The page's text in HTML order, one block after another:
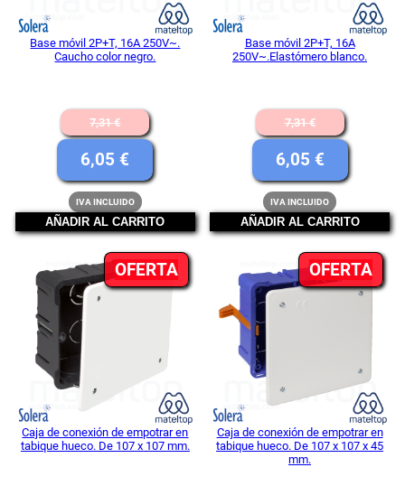
Base móvil 2P+T, 16A 250V~.
Caucho color negro.
7,31€
El
precio
original
era:
7,31 €.
6,05€
El
precio
actual
es:
6,05 €.
IVA INCLUIDO
AÑADIR AL CARRITO
Base móvil 2P+T, 16A
250V~.Elastómero blanco.
7,31€
El
precio
original
era:
7,31 €.
6,05 €
El
precio
actual
es:
6,05 €.
IVA INCLUIDO
AÑADIR AL CARRITO
OFERTAPRODUCTO
EN
OFERTA
Caja de conexión de empotrar en
tabique hueco. De 107 x 107 mm.
OFERTA
EN
Caja de conexión de empotrar en
tabique hueco. De 107 x 107 x 45
mm.